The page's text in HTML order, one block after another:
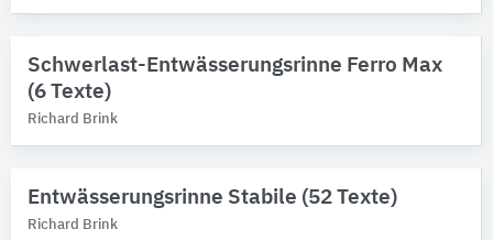
Schwerlast-Entwässerungsrinne Ferro Max
(6 Texte)
Richard Brink
Entwässerungsrinne Stabile (52 Texte)
Richard Brink